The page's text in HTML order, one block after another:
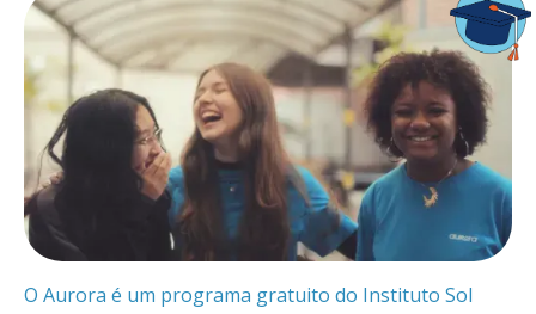
O Aurora é um programa gratuito do Instituto Sol